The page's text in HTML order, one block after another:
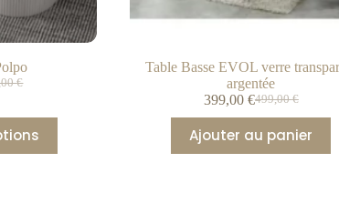
€
Table Basse EVOL verre
argentée
499,00€
399,00 €
Ajouter au panier